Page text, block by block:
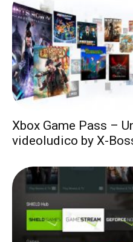
Xbox Game Pass –
videoludico by X-